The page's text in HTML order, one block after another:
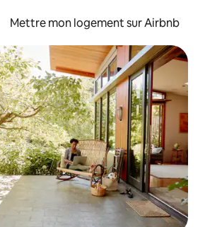
Mettre mon logement sur Airbnb